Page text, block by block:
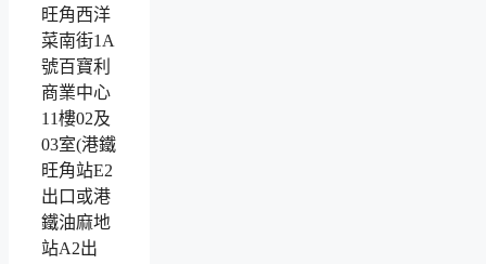
旺角西洋
菜南街1A
號百寶利
商業中心
11樓02及
03室(港鐵
旺角站E2
出口或港
鐵油麻地
站A2出